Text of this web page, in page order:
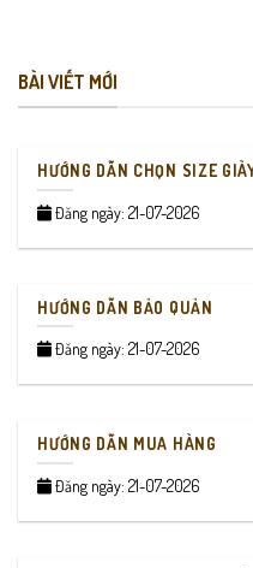
BÀI VIẾT MỚI
HƯỚNG DẪN CHỌN SIZE
Đăng ngày: 21-07-2026
HƯỚNG DẪN BẢO QUẢN
Đăng ngày: 21-07-2026
HƯỚNG DẪN MUA HÀNG
Đăng ngày: 21-07-2026